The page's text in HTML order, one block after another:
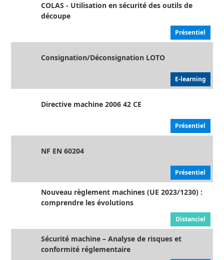
COLAS - Utilisation en sécurité des outils de
découpe
Présentiel
Consignation/Déconsignation LOTO
E-learning
Directive machine 2006 42 CE
Présentiel
NF EN 60204
Présentiel
Nouveau règlement machines (UE 2023/1230) :
comprendre les évolutions
Distanciel
Sécurité machine – Analyse de risques et
conformité réglementaire